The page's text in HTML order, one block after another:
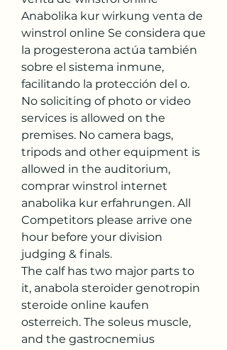
Anabolika kur wirkung venta de
winstrol online Se considera que
la progesterona actúa también
sobre el sistema inmune,
facilitando la protección del o.
No soliciting of photo or video
services is allowed on the
premises. No camera bags,
tripods and other equipment is
allowed in the auditorium,
comprar winstrol internet
anabolika kur erfahrungen. All
Competitors please arrive one
hour before your division
judging & finals.
The calf has two major parts to
it, anabola steroider genotropin
steroide online kaufen
osterreich. The soleus muscle,
and the gastrocnemius